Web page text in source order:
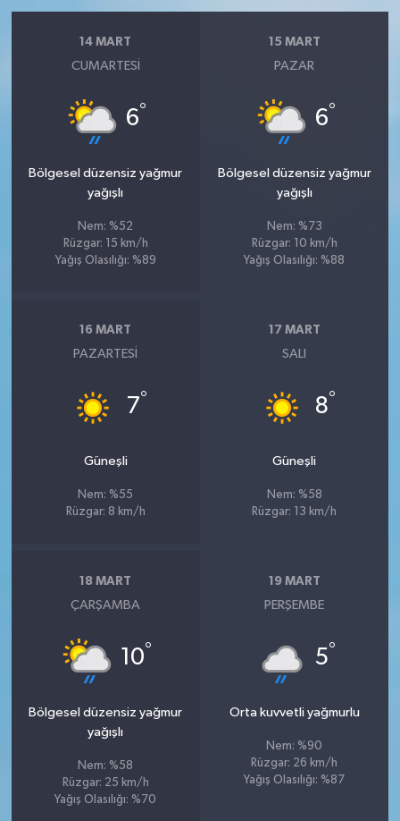
14 MART
CUMARTESI
6°
Bölgesel düzensiz yağmur
yağışlı
Nem: %52
Rüzgar: 15 km/h
Yağış Olasılığı: %89
15 MART
PAZAR
6°
Bölgesel düzensiz yağmur
yağışlı
Nem: %73
Rüzgar: 10 km/h
Yağış Olasılığı: %88
16 MART
PAZARTESI
7°
Güneşli
Nem: %55
Rüzgar: 8 km/h
17 MART
SALI
8°
Güneşli
Nem: %58
Rüzgar: 13 km/h
18 MART
ÇARŞAMBA
10°
Bölgesel düzensiz yağmur
yağışlı
Nem: %58
Rüzgar: 25 km/h
Yağış Olasılığı: %70
19 MART
PERŞEMBE
5°
Orta kuvvetli yağmurlu
Nem: %90
Rüzgar: 26 km/h
Yağış Olasılığı: %87